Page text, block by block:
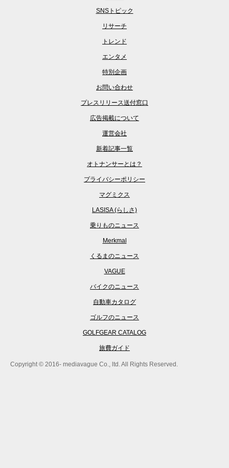
SNSトピック
リサーチ
トレンド
エンタメ
特別企画
お問い合わせ
プレスリリース送付窓口
広告掲載について
運営会社
新着記事一覧
オトナンサーとは？
プライバシーポリシー
マグミクス
LASISA (らしさ)
乗りものニュース
Merkmal
くるまのニュース
VAGUE
バイクのニュース
自動車カタログ
ゴルフのニュース
GOLFGEAR CATALOG
旅費ガイド
Copyright © 2016- mediavague Co., ltd. All Rights Reserved.